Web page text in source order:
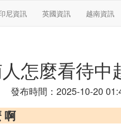
尼資訊 英國資訊 越南資訊
怎麼看待中
發布時間：2025-10-20
啊